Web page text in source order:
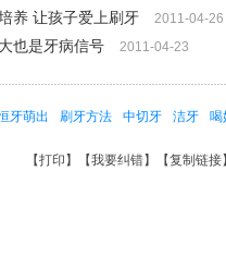
养 让孩子爱上刷牙 2011-04-26
也是牙病信号 2011-04-23
牙萌出 刷牙方法 中切牙 洁牙 喝
【打印 】【我要纠错】【复制链接